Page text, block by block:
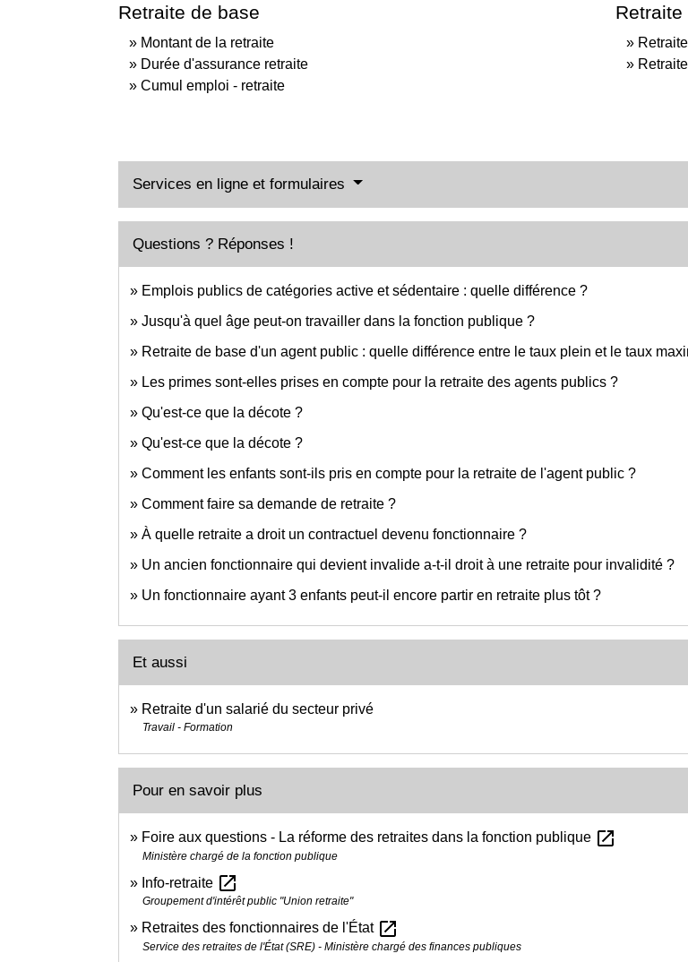
Retraite de base
Montant de la retraite
Durée d'assurance retraite
Cumul emploi - retraite
Services en ligne et formulaires
Questions ? Réponses !
Emplois publics de catégories active et sédentaire : quelle différence ?
Jusqu'à quel âge peut-on travailler dans la fonction publique ?
Retraite de base d'un agent public : quelle différence entre le taux plein et le taux
Les primes sont-elles prises en compte pour la retraite des agents publics ?
Qu'est-ce que la décote ?
Qu'est-ce que la décote ?
Comment les enfants sont-ils pris en compte pour la retraite de l'agent public ?
Comment faire sa demande de retraite ?
À quelle retraite a droit un contractuel devenu fonctionnaire ?
Un ancien fonctionnaire qui devient invalide a-t-il droit à une retraite pour invalidité ?
Un fonctionnaire ayant 3 enfants peut-il encore partir en retraite plus tôt ?
Et aussi
Retraite d'un salarié du secteur privé
Travail - Formation
Pour en savoir plus
Foire aux questions - La réforme des retraites dans la fonction publique open_in_new
Ministère chargé de la fonction publique
Info-retraite open_in_new
Groupement d'intérêt public "Union retraite"
Retraites des fonctionnaires de l'État open_in_new
Service des retraites de l'État (SRE) - Ministère chargé des finances publiques